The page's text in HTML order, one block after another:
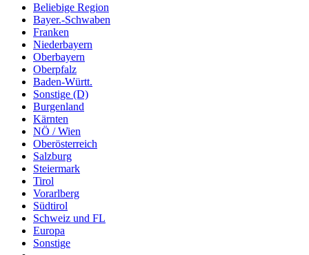
Beliebige Region
Bayer.-Schwaben
Franken
Niederbayern
Oberbayern
Oberpfalz
Baden-Württ.
Sonstige (D)
Burgenland
Kärnten
NÖ / Wien
Oberösterreich
Salzburg
Steiermark
Tirol
Vorarlberg
Südtirol
Schweiz und FL
Europa
Sonstige